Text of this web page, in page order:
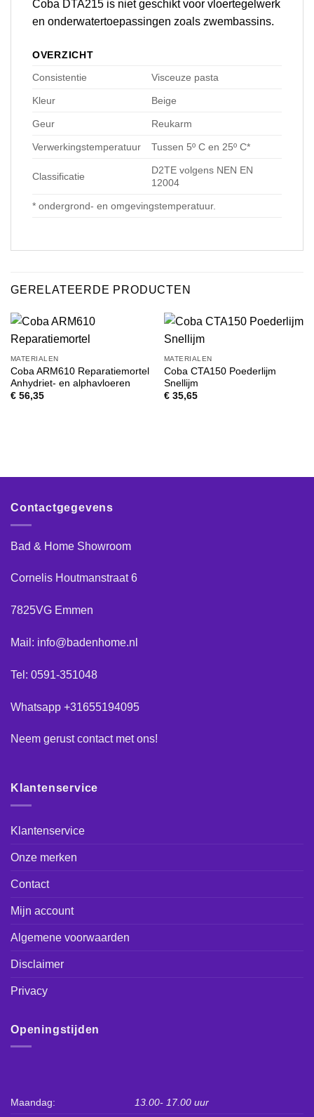
Coba DTA215 is niet geschikt voor vloertegelwerk
en onderwatertoepassingen zoals zwembassins.
OVERZICHT
Consistentie
Visceuze pasta
Kleur Beige
Geur Reukarm
Verwerkingstemperatuur Tussen 5º C en 25º C*
Classificatie
D2TE volgens NEN EN
12004
* ondergrond- en omgevingstemperatuur.
GERELATEERDE PRODUCTEN
MATERIALEN
Coba ARM610 Reparatiemortel
Anhydriet- en alphavloeren
€56,35
MATERIALEN
Coba CTA150 Poederlijm
Snellijm
€35,65
Contactgegevens
Bad & Home Showroom
Cornelis Houtmanstraat 6
7825VG Emmen
Mail: info@badenhome.nl
Tel: 0591-351048
Whatsapp +31655194095
Neem gerustcontactmet ons!
Klantenservice
Klantenservice
Onze merken
Contact
Mijn account
Algemene voorwaarden
Disclaimer
Privacy
Openingstijden
Maandag: 13.00- 17.00 uur